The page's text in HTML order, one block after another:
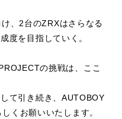
、2台のZRXはさらなる
度を目指していく。
の挑戦は、ここ
て引き続き、AUTOBOY
くお願いいたします。